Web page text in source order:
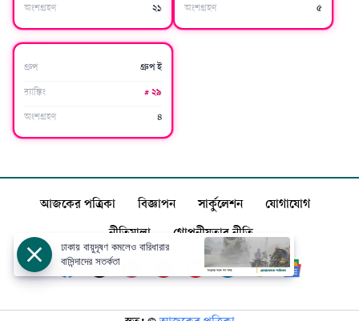
অংশগ্রহণ ২১ অংশগ্রহণ ৫
আইভরি কোস্ট
গ্রুপ গ্রুপ ই
র‍্যাঙ্কিং # ২৯
অংশগ্রহণ ৪
আজকের পত্রিকা বিজ্ঞাপন সার্কুলেশন যোগাযোগ
নীতিমালা গোপনীয়তার নীতি
ঢাকায় বায়ুদূষণ কমলেও বারিধারার
বাসিন্দাদের সতর্কতা